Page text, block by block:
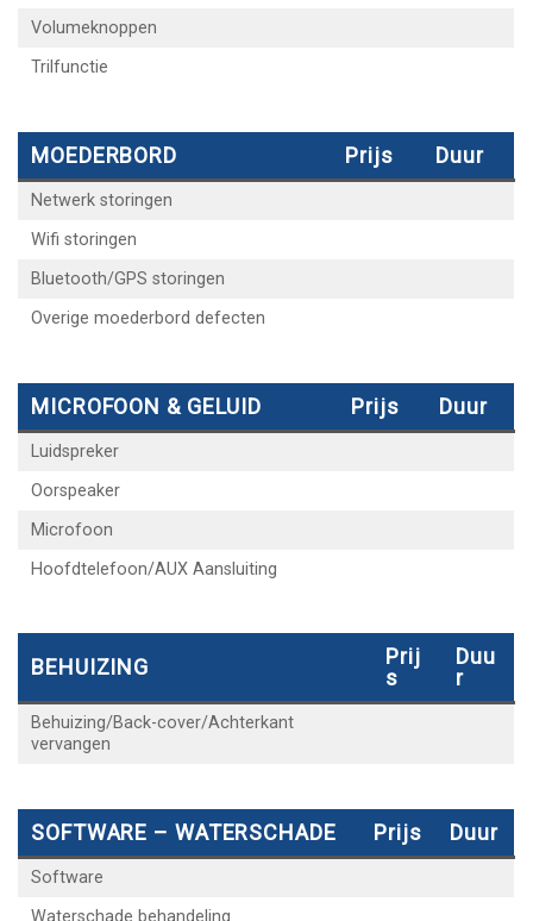
Volumeknoppen
Trilfunctie
MOEDERBORD Prijs Duur
Netwerk storingen
Wifi storingen
Bluetooth/GPS storingen
Overige moederbord defecten
MICROFOON & GELUID Prijs Duur
Luidspreker
Oorspeaker
Microfoon
Hoofdtelefoon/AUX Aansluiting
BEHUIZING
Prij
S
Duu
R
Behuizing/Back-cover/Achterkant
vervangen
SOFTWARE – WATERSCHADE Prijs Duur
Software